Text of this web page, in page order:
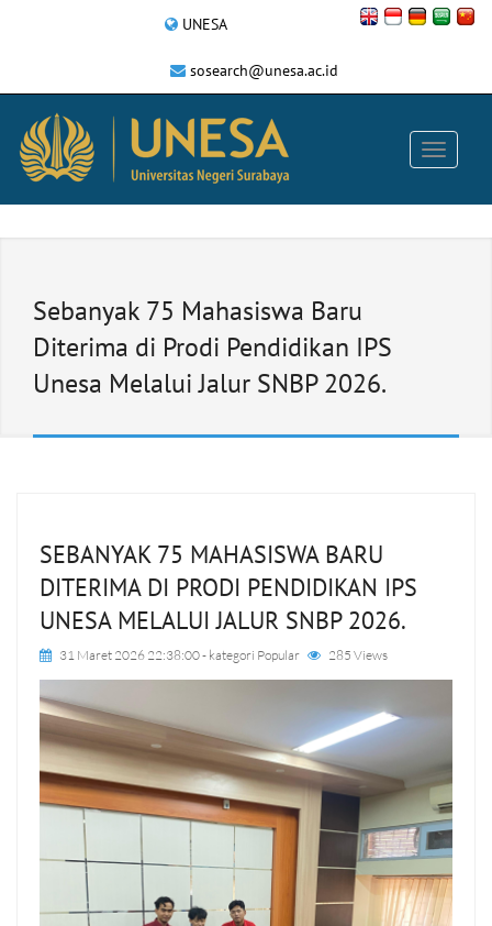
UNESA
sosearch@unesa.ac.id
Sebanyak 75 Mahasiswa Baru
Diterima di Prodi Pendidikan IPS
Unesa Melalui Jalur SNBP 2026.
SEBANYAK 75 MAHASISWA BARU
DITERIMA DI PRODI PENDIDIKAN IPS
UNESA MELALUI JALUR SNBP 2026.
31 Maret 2026 22:38:00- kategori Popular 285 Views